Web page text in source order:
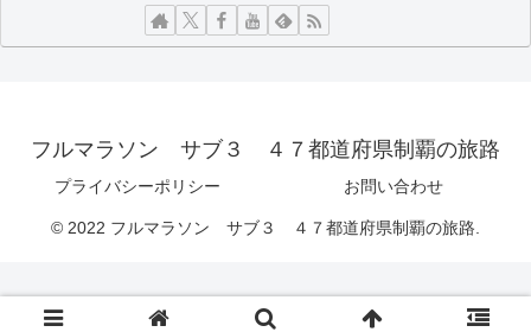
フルマラソン サブ３ ４７都道府県制覇の旅路
プライバシーポリシー お問い合わせ
© 2022 フルマラソン サブ３ ４７都道府県制覇の旅路.